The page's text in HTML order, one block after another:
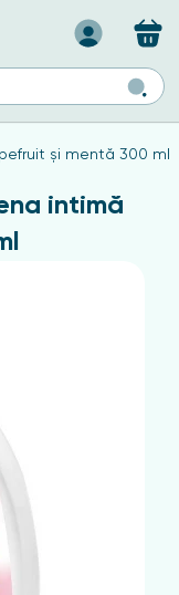
și mentă 300 ml
intimă